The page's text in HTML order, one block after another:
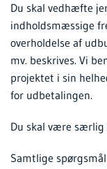
Du skal vedhæfte
indholdsmæssige
overholdelse af
mv. beskrives. Vi
projektet i sin
for udbetalingen.
Du skal være særlig
Samtlige